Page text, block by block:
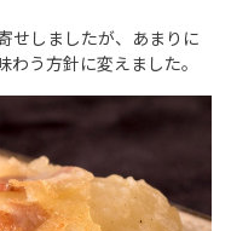
せしましたが、あまりに
う方針に変えました。